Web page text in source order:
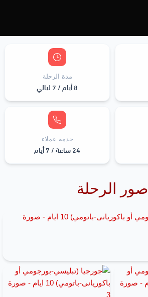
مدة الرحلة
8 أيام / 7 ليالي
خدمة عملاء
24 ساعة / 7 أيام
صور الرحلة